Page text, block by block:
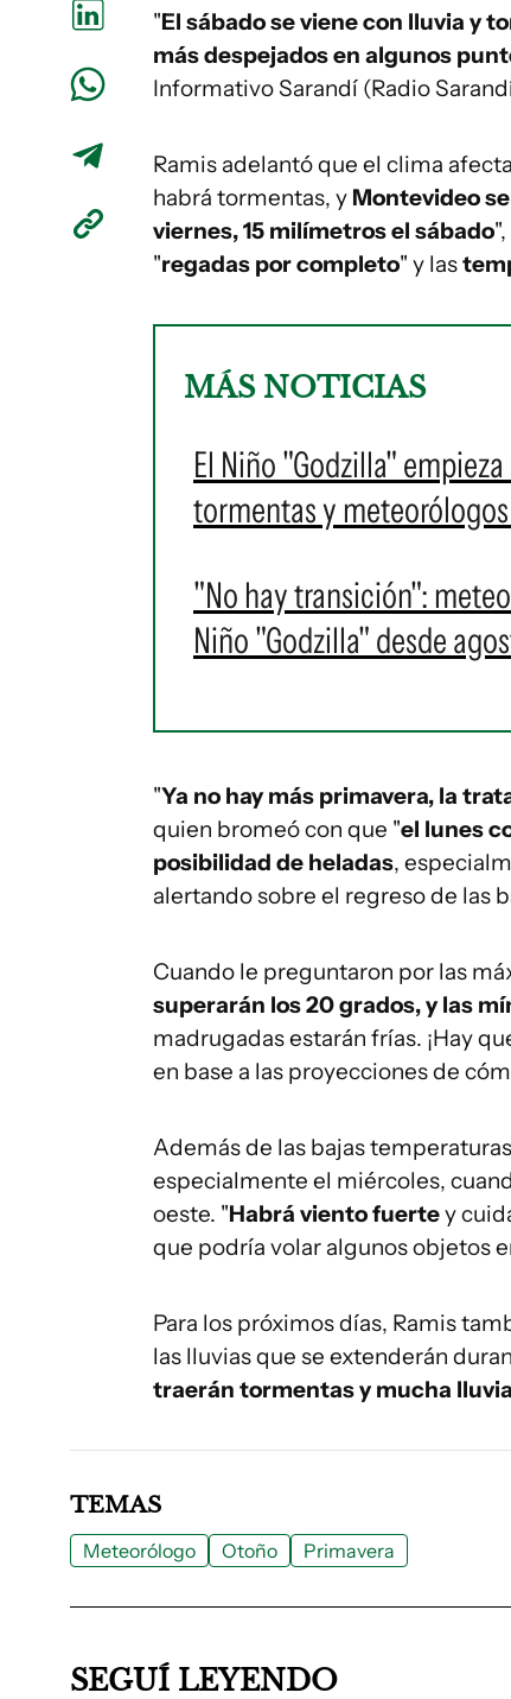
"El sábado se viene con lluvia y
más despejados en algunos
Informativo Sarandí (Radio
Ramis adelantó que el clima
habrá tormentas, y Montevideo
viernes, 15 milímetros el sábado
"regadas por completo" y las
MÁS NOTICIAS
El Niño "Godzilla"
tormentas y
"No hay transición":
Niño "Godzilla" desde
"Ya no hay más primavera, la
quien bromeó con que "el lunes
posibilidad de heladas,
alertando sobre el regreso de las
Cuando le preguntaron por las
superarán los 20 grados, y las
madrugadas estarán frías. ¡Hay
en base a las proyecciones de
Además de las bajas
especialmente el miércoles,
oeste. "Habrá viento fuertey
que podría volar algunos objetos
Para los próximos días, Ramis
las lluvias que se extenderán
traerán tormentas y mucha
TEMAS
Meteorólogo Otoño Primavera
SEGUÍ LEYENDO